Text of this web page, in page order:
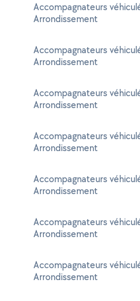
Accompagnateurs
Arrondissement
Accompagnateurs
Arrondissement
Accompagnateurs
Arrondissement
Accompagnateurs
Arrondissement
Accompagnateurs
Arrondissement
Accompagnateurs
Arrondissement
Accompagnateurs
Arrondissement